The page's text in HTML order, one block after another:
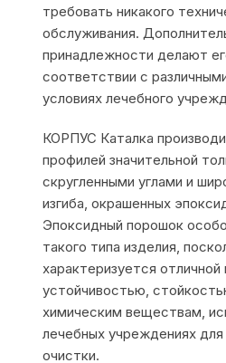
требовать никакого
обслуживания.
принадлежности делают
соответствии с
условиях лечебного
КОРПУС Каталка
профилей значительной
скругленными углами и
изгиба, окрашенных
Эпоксидный порошок
такого типа изделия,
характеризуется
устойчивостью,
химическим веществам,
лечебных учреждениях
очистки.